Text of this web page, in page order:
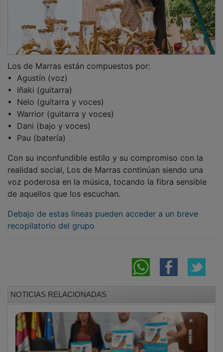
•⁠ ⁠Agustín (voz)
•⁠ ⁠Iñaki (guitarra)
•⁠ ⁠Nelo (guitarra y voces)
•⁠ ⁠Warrior (guitarra y voces)
•⁠ ⁠Dani (bajo y voces)
•⁠ ⁠Pau (batería)
realidad social, Los de Marras continúan siendo una
voz poderosa en la música, tocando la fibra sensible
de aquellos que los escuchan.
recopilatorio del grupo